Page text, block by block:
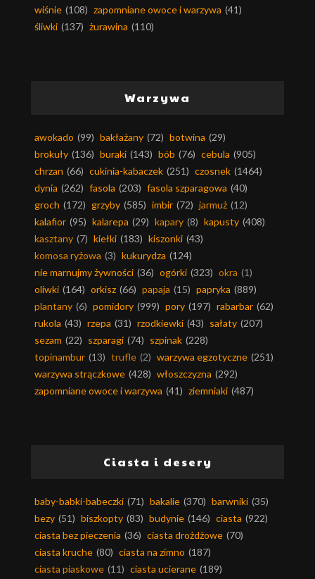
wiśnie (108) zapomniane owoce i warzywa (41)
śliwki (137) żurawina (110)
Warzywa
awokado (99) bakłażany (72) botwina (29)
brokuły (136) buraki (143) bób (76) cebula (905)
chrzan (66) cukinia-kabaczek (251) czosnek (1464)
dynia (262) fasola (203) fasola szparagowa (40)
groch (172) grzyby (585) imbir (72) jarmuż (12)
kalafior (95) kalarepa (29) kapary (8) kapusty (408)
kasztany (7) kiełki (183) kiszonki (43)
komosa ryżowa (3) kukurydza (124)
nie marnujmy żywności (36) ogórki (323) okra (1)
oliwki (164) orkisz (66) papaja (15) papryka (889)
plantany (6) pomidory (999) pory (197) rabarbar (62)
rukola (43) rzepa (31) rzodkiewki (43) sałaty (207)
sezam (22) szparagi (74) szpinak (228)
topinambur (13) trufle (2) warzywa egzotyczne (251)
warzywa strączkowe (428) włoszczyzna (292)
zapomniane owoce i warzywa (41) ziemniaki (487)
Ciasta i desery
baby-babki-babeczki (71) bakalie (370) barwniki (35)
bezy (51) biszkopty (83) budynie (146) ciasta (922)
ciasta bez pieczenia (36) ciasta drożdżowe (70)
ciasta kruche (80) ciasta na zimno (187)
ciasta piaskowe (11) ciasta ucierane (189)